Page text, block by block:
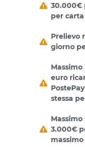
30.000€
per
Prelievo
giorno
euro
stessa
3.000€